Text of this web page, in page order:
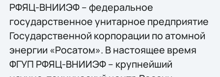
РФЯЦ-ВНИИЭФ – федеральное
государственное унитарное предприятие
Государственной корпорации по атомной
энергии «Росатом». В настоящее время
ФГУП РФЯЦ-ВНИИЭФ – крупнейший